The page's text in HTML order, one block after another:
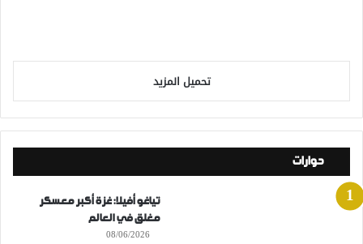
تحميل المزيد
حوارات
تياغو أفيلا: غزة أكبر معسكر
مغلق في العالم
08/06/2026